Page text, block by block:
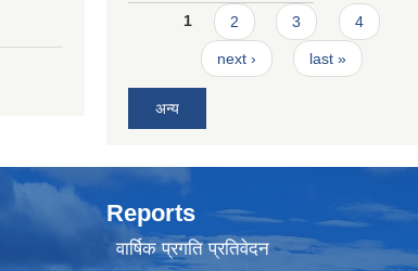
Pages
1 2 3 4
next › last »
अन्य
Reports
वार्षिक प्रगति प्रतिवेदन